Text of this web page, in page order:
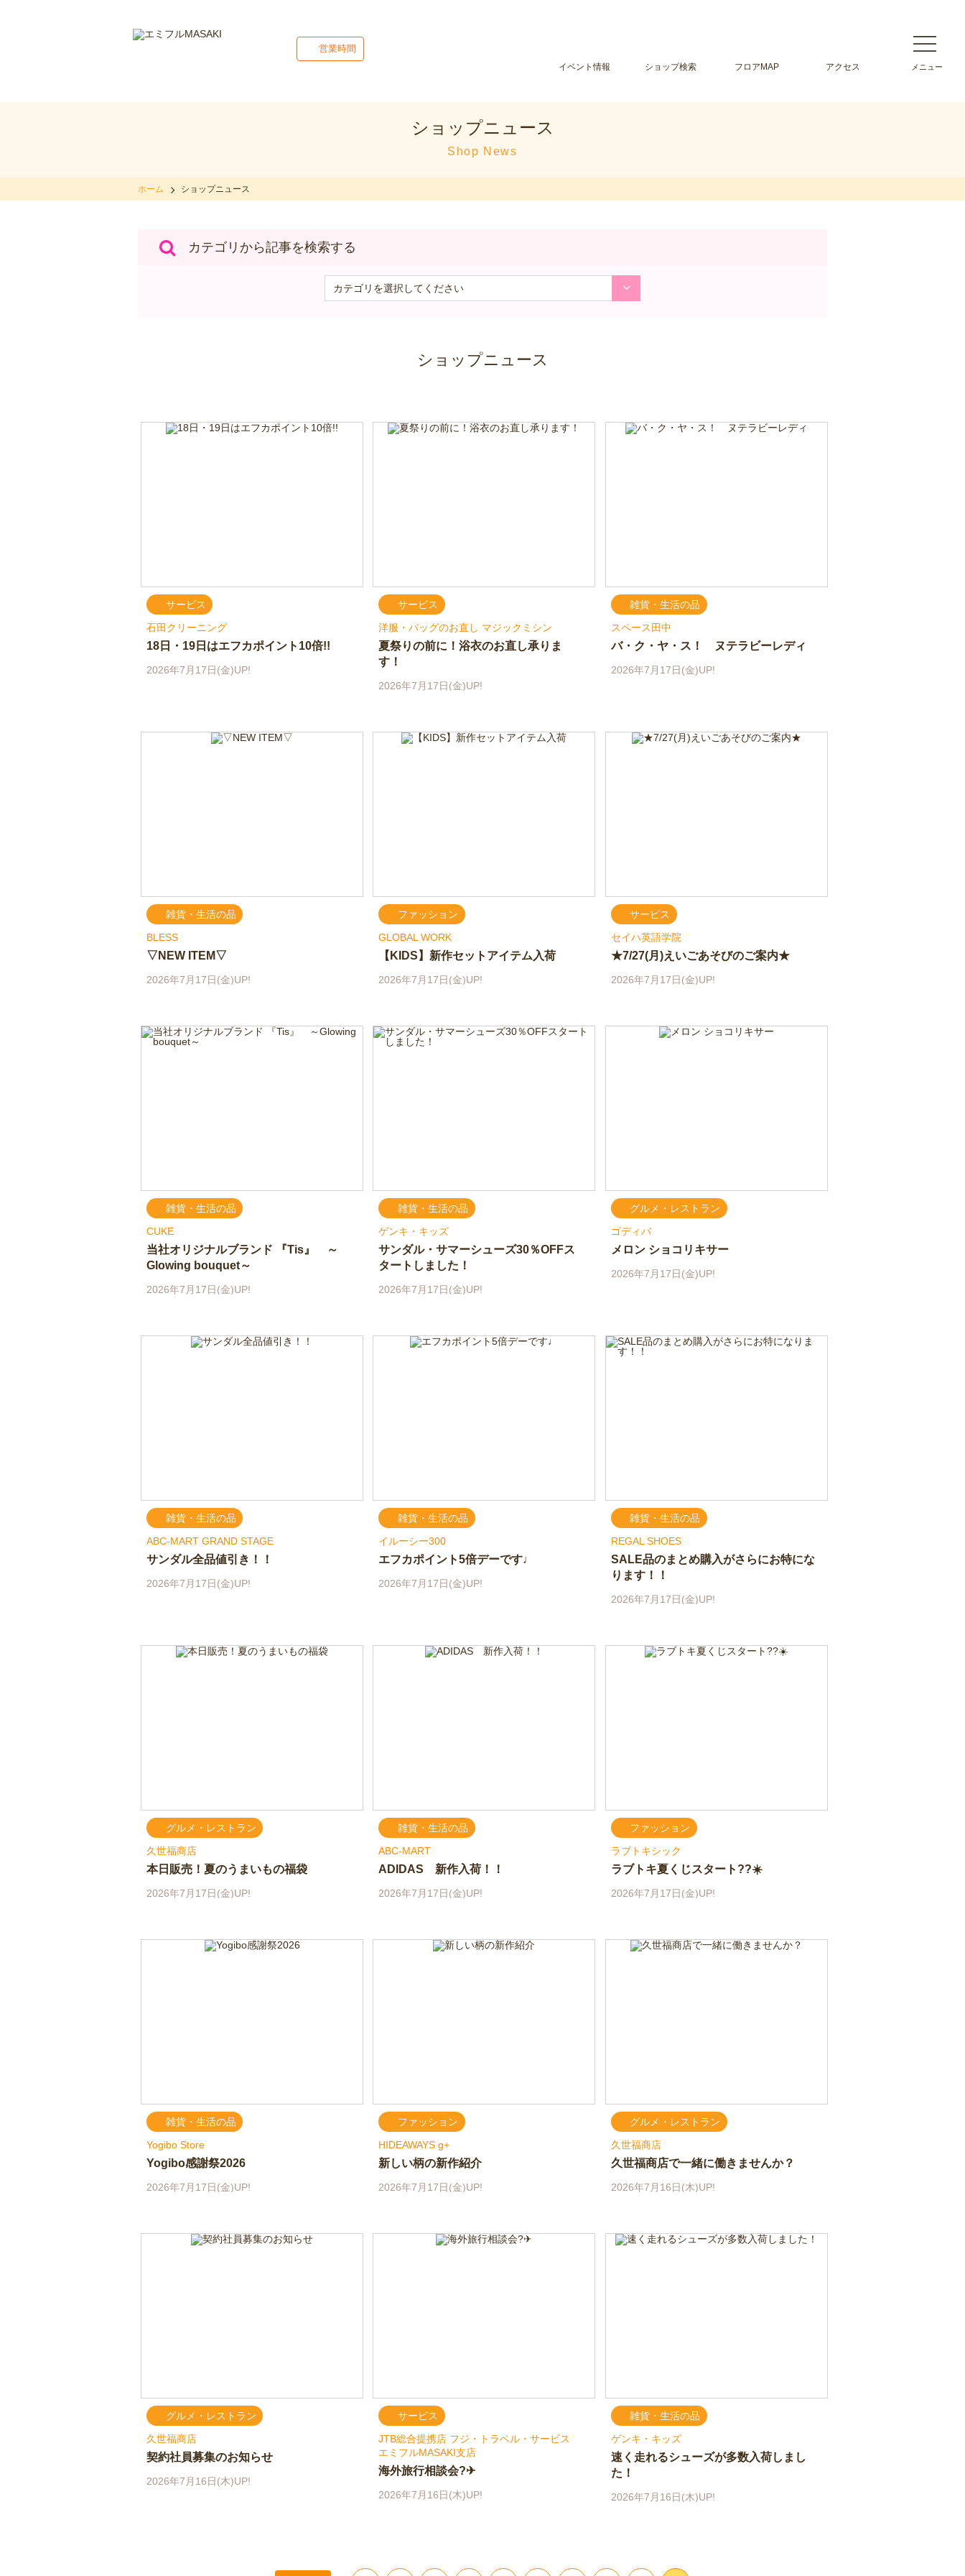
営業時間
イベント情報 ショップ検索 フロアMAP アクセス
ショップニュース
Shop News
ホーム ショップニュース
カテゴリから記事を検索する
ショップニュース
サービス
石田クリーニング
18日・19日はエフカポイント10倍!!
2026年7月17日(金)UP!
サービス
洋服・バッグのお直し マジックミシン
夏祭りの前に！浴衣のお直し承りま
す！
2026年7月17日(金)UP!
雑貨・生活の品
スペース田中
バ・ク・ヤ・ス！ ヌテラビーレディ
2026年7月17日(金)UP!
雑貨・生活の品
BLESS
▽NEW ITEM▽
2026年7月17日(金)UP!
ファッション
GLOBAL WORK
【KIDS】新作セットアイテム入荷
2026年7月17日(金)UP!
サービス
セイハ英語学院
★7/27(月)えいごあそびのご案内★
2026年7月17日(金)UP!
雑貨・生活の品
CUKE
当社オリジナルブランド 『Tis』 ～
Glowing bouquet～
2026年7月17日(金)UP!
雑貨・生活の品
ゲンキ・キッズ
サンダル・サマーシューズ30％OFFス
タートしました！
2026年7月17日(金)UP!
グルメ・レストラン
ゴディバ
メロン ショコリキサー
2026年7月17日(金)UP!
雑貨・生活の品
ABC-MART GRAND STAGE
サンダル全品値引き！！
2026年7月17日(金)UP!
雑貨・生活の品
イルーシー300
エフカポイント5倍デーです♩
2026年7月17日(金)UP!
雑貨・生活の品
REGAL SHOES
SALE品のまとめ購入がさらにお特にな
ります！！
2026年7月17日(金)UP!
グルメ・レストラン
久世福商店
本日販売！夏のうまいもの福袋
2026年7月17日(金)UP!
雑貨・生活の品
ABC-MART
ADIDAS 新作入荷！！
2026年7月17日(金)UP!
ファッション
ラブトキシック
ラブトキ夏くじスタート??☀️
2026年7月17日(金)UP!
雑貨・生活の品
Yogibo Store
Yogibo感謝祭2026
2026年7月17日(金)UP!
ファッション
HIDEAWAYS g+
新しい柄の新作紹介
2026年7月17日(金)UP!
グルメ・レストラン
久世福商店
久世福商店で一緒に働きませんか？
2026年7月16日(木)UP!
グルメ・レストラン
久世福商店
契約社員募集のお知らせ
2026年7月16日(木)UP!
サービス
JTB総合提携店 フジ・トラベル・サービス
エミフルMASAKI支店
海外旅行相談会?✈
2026年7月16日(木)UP!
雑貨・生活の品
ゲンキ・キッズ
速く走れるシューズが多数入荷しまし
た！
2026年7月16日(木)UP!